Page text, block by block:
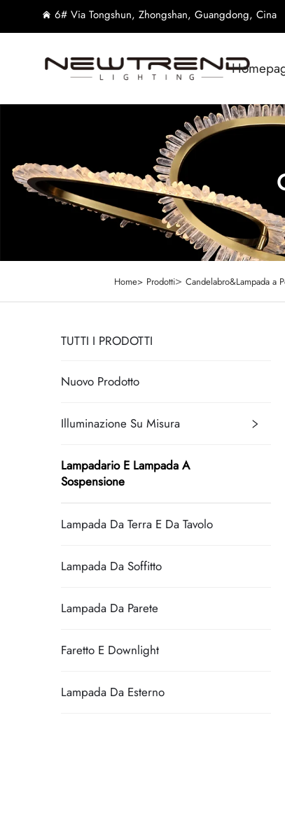
6# Via Tongshun, Zhongshan, Guangdong, Cina
Home> Prodotti> Candelabro&Lampada a
TUTTI I PRODOTTI
Nuovo Prodotto
Illuminazione Su Misura
Lampadario E Lampada A
Sospensione
Lampada Da Terra E Da Tavolo
Lampada Da Soffitto
Lampada Da Parete
Faretto E Downlight
Lampada Da Esterno